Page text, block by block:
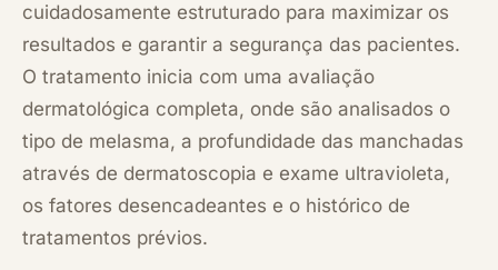
cuidadosamente estruturado para maximizar os
resultados e garantir a segurança das pacientes.
O tratamento inicia com uma avaliação
dermatológica completa, onde são analisados o
tipo de melasma, a profundidade das manchadas
através de dermatoscopia e exame ultravioleta,
os fatores desencadeantes e o histórico de
tratamentos prévios.